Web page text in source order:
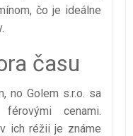
čo je ideálne
času
no Golem s.r.o. sa
cenami.
ich réžii je známe